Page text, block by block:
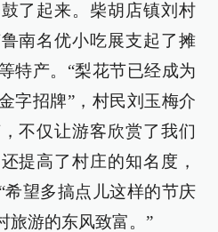
了起来。柴胡店镇刘村
南名优小吃展支起了摊
特产。“梨花节已经成为
字招牌”，村民刘玉梅介
不仅让游客欣赏了我们
提高了村庄的知名度，
望多搞点儿这样的节庆
旅游的东风致富。”